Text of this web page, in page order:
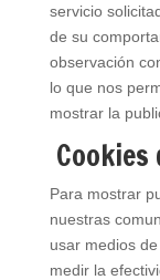
servicio
de su
observación
lo que nos
mostrar la
Para mostrar
nuestras
usar medios
medir la